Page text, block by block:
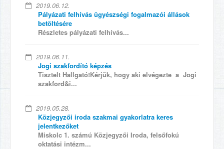
2019.06.12.
Pályázati felhívás ügyészségi fogalmazói állások
betöltésére
Részletes pályázati felhívás...
2019.06.11.
Jogi szakfordító képzés
Tisztelt Hallgató!Kérjük, hogy aki elvégezte a Jogi
szakford&i...
2019.05.28.
Közjegyzői iroda szakmai gyakorlatra keres
jelentkezőket
Miskolc 1. számú Közjegyzői Iroda, felsőfokú
oktatási intézm...